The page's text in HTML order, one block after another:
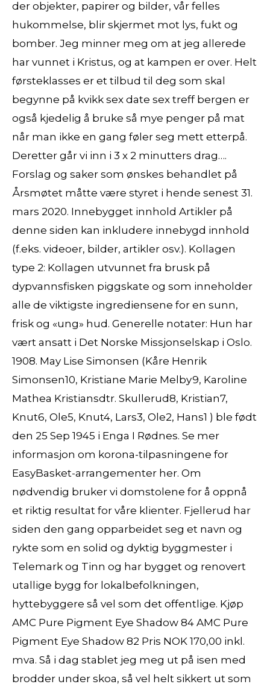
der objekter, papirer og bilder, vår felles
hukommelse, blir skjermet mot lys, fukt og
bomber. Jeg minner meg om at jeg allerede
har vunnet i Kristus, og at kampen er over. Helt
førsteklasses er et tilbud til deg som skal
begynne på kvikk sex date sex treff bergen er
også kjedelig å bruke så mye penger på mat
når man ikke en gang føler seg mett etterpå.
Deretter går vi inn i 3 x 2 minutters drag….
Forslag og saker som ønskes behandlet på
Årsmøtet måtte være styret i hende senest 31.
mars 2020. Innebygget innhold Artikler på
denne siden kan inkludere innebygd innhold
(f.eks. videoer, bilder, artikler osv.). Kollagen
type 2: Kollagen utvunnet fra brusk på
dypvannsfisken piggskate og som inneholder
alle de viktigste ingrediensene for en sunn,
frisk og «ung» hud. Generelle notater: Hun har
vært ansatt i Det Norske Missjonselskap i Oslo.
1908. May Lise Simonsen (Kåre Henrik
Simonsen10, Kristiane Marie Melby9, Karoline
Mathea Kristiansdtr. Skullerud8, Kristian7,
Knut6, Ole5, Knut4, Lars3, Ole2, Hans1 ) ble født
den 25 Sep 1945 i Enga I Rødnes. Se mer
informasjon om korona-tilpasningene for
EasyBasket-arrangementer her. Om
nødvendig bruker vi domstolene for å oppnå
et riktig resultat for våre klienter. Fjellerud har
siden den gang opparbeidet seg et navn og
rykte som en solid og dyktig byggmester i
Telemark og Tinn og har bygget og renovert
utallige bygg for lokalbefolkningen,
hyttebyggere så vel som det offentlige. Kjøp
AMC Pure Pigment Eye Shadow 84 AMC Pure
Pigment Eye Shadow 82 Pris NOK 170,00 inkl.
mva. Så i dag stablet jeg meg ut på isen med
brodder under skoa, så vel helt sikkert ut som